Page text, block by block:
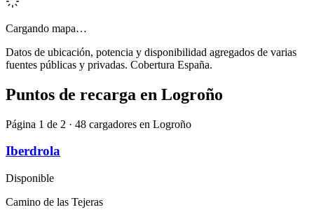
Cargando mapa…
Datos de ubicación, potencia y disponibilidad agregados de varias
fuentes públicas y privadas. Cobertura España.
Puntos de recarga en Logroño
Página 1 de 2 · 48 cargadores en Logroño
Iberdrola
Disponible
Camino de las Tejeras